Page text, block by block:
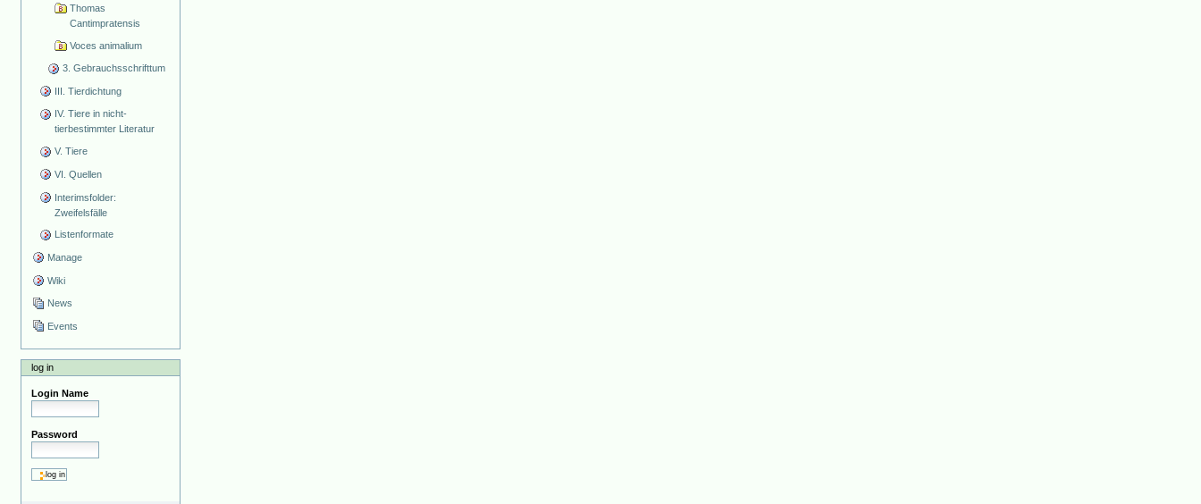
Thomas
Cantimpratensis
Voces animalium
3. Gebrauchsschrifttum
III. Tierdichtung
IV. Tiere in nicht-
tierbestimmter Literatur
V. Tiere
VI. Quellen
Interimsfolder:
Zweifelsfälle
Listenformate
Manage
Wiki
News
Events
log in
Login Name
Password